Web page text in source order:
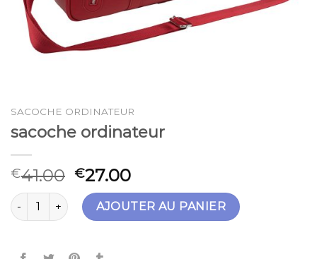
SACOCHE ORDINATEUR
sacoche ordinateur
€41.00 €27.00
quantité de sacoche ordinateur
AJOUTER AU PANIER